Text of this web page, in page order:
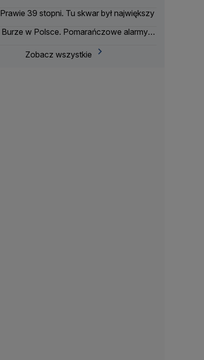
Prawie 39 stopni. Tu skwar był największy
Burze w Polsce. Pomarańczowe alarmy w
Zobacz wszystkie